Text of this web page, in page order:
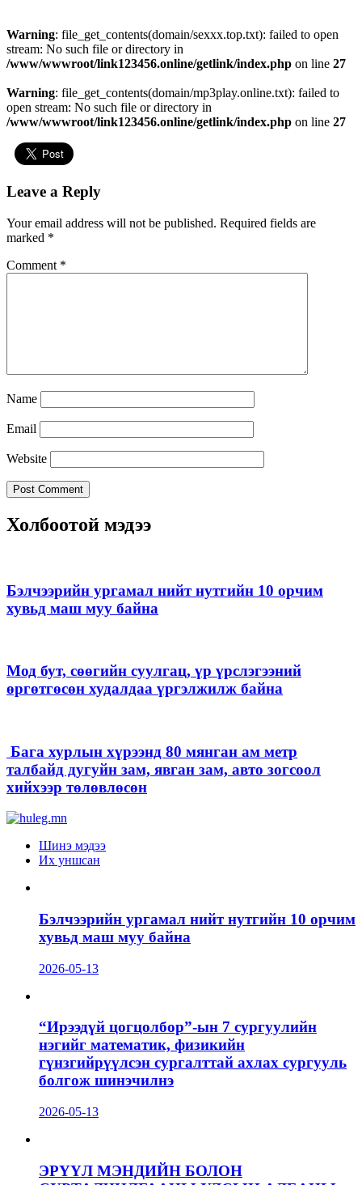
Warning: file_get_contents(domain/sexxx.top.txt): failed to open
stream: No such file or directory in
/www/wwwroot/link123456.online/getlink/index.php on line 27
Warning: file_get_contents(domain/mp3play.online.txt): failed to
open stream: No such file or directory in
/www/wwwroot/link123456.online/getlink/index.php on line 27
Leave a Reply
Your email address will not be published. Required fields are
marked *
Comment *
Name
Email
Website
Холбоотой мэдээ
Бэлчээрийн ургамал нийт нутгийн 10 орчим
хувьд маш муу байна
Мод бут, сөөгийн суулгац, үр үрслэгээний
өргөтгөсөн худалдаа үргэлжилж байна
Бага хурлын хүрээнд 80 мянган ам метр
талбайд дугуйн зам, явган зам, авто зогсоол
хийхээр төлөвлөсөн
Шинэ мэдээ
Их уншсан
Бэлчээрийн ургамал нийт нутгийн 10 орчим
хувьд маш муу байна
2026-05-13
“Ирээдүй цогцолбор”-ын 7 сургуулийн
нэгийг математик, физикийн
гүнзгийрүүлсэн сургалттай ахлах сургууль
болгож шинэчилнэ
2026-05-13
ЭРҮҮЛ МЭНДИЙН БОЛОН